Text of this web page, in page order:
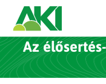
Az